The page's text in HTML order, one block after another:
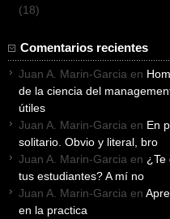
(18)
Comentarios recientes
Juan A. Marin-Garcia en
de la ciencia del
útiles
Juan A. Marin-Garcia en En
solitario. Obvio y literal, bro
Juan A. Marin-Garcia en ¿Te
tus estudiantes? A mí no
Juan A. Marin-Garcia en
en la practica